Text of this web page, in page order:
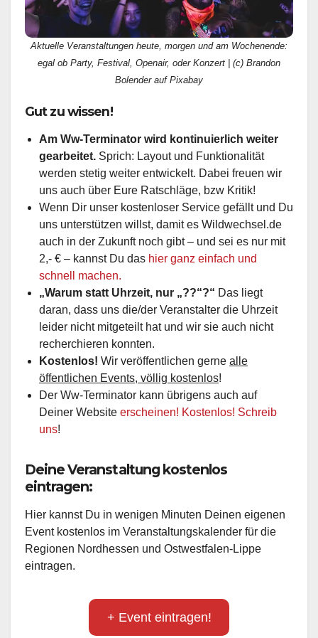
Aktuelle Veranstaltungen heute, morgen und am Wochenende:
egal ob Party, Festival, Openair, oder Konzert | (c) Brandon
Bolender auf Pixabay
Gut zu wissen!
Am Ww-Terminator wird kontinuierlich weiter
gearbeitet. Sprich: Layout und Funktionalität
werden stetig weiter entwickelt. Dabei freuen wir
uns auch über Eure Ratschläge, bzw Kritik!
Wenn Dir unser kostenloser Service gefällt und Du
uns unterstützen willst, damit es Wildwechsel.de
auch in der Zukunft noch gibt – und sei es nur mit
2,- € – kannst Du das hier ganz einfach und
schnell machen.
„Warum statt Uhrzeit, nur „??“?“ Das liegt
daran, dass uns die/der Veranstalter die Uhrzeit
leider nicht mitgeteilt hat und wir sie auch nicht
recherchieren konnten.
Kostenlos! Wir veröffentlichen gerne alle
öffentlichen Events, völlig kostenlos!
Der Ww-Terminator kann übrigens auch auf
Deiner Website erscheinen! Kostenlos! Schreib
uns!
Deine Veranstaltung kostenlos
eintragen:
Hier kannst Du in wenigen Minuten Deinen eigenen
Event kostenlos im Veranstaltungskalender für die
Regionen Nordhessen und Ostwestfalen-Lippe
eintragen.
+ Event eintragen!